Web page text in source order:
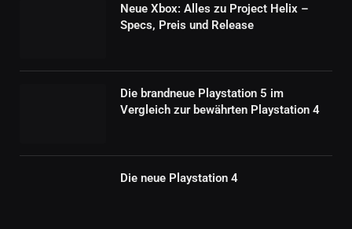
Neue Xbox: Alles zu Project Helix –
Specs, Preis und Release
Die brandneue Playstation 5 im
Vergleich zur bewährten Playstation 4
Die neue Playstation 4